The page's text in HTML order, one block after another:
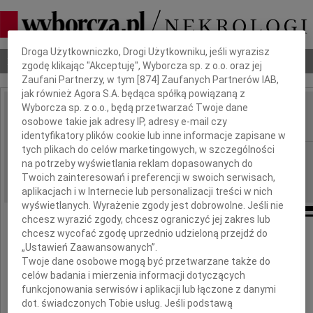
Nekrologi Odeszli Poradnik pogrzebowy
IMIĘ I NAZWISKO: Barbara Lem
REGION: Kraków
DATA EMISJI: 26.04.2016
żegnamy
Dbamy o Twoją prywatność
Droga Użytkowniczko, Drogi Użytkowniku, jeśli wyrazisz
zgodę klikając "Akceptuję", Wyborcza sp. z o.o. oraz jej
Zaufani Partnerzy, w tym [874 ] Zaufanych Partnerów IAB,
jak również Agora S.A. będąca spółką powiązaną z
Wyborcza sp. z o.o., będą przetwarzać Twoje dane
osobowe takie jak adresy IP, adresy e-mail czy
identyfikatory plików cookie lub inne informacje zapisane w
tych plikach do celów marketingowych, w szczególności
na potrzeby wyświetlania reklam dopasowanych do
Twoich zainteresowań i preferencji w swoich serwisach,
aplikacjach i w Internecie lub personalizacji treści w nich
wyświetlanych. Wyrażenie zgody jest dobrowolne. Jeśli nie
chcesz wyrazić zgody, chcesz ograniczyć jej zakres lub
chcesz wycofać zgodę uprzednio udzieloną przejdź do
„Ustawień Zaawansowanych”.
Twoje dane osobowe mogą być przetwarzane także do
celów badania i mierzenia informacji dotyczących
funkcjonowania serwisów i aplikacji lub łączone z danymi
dot. świadczonych Tobie usług. Jeśli podstawą